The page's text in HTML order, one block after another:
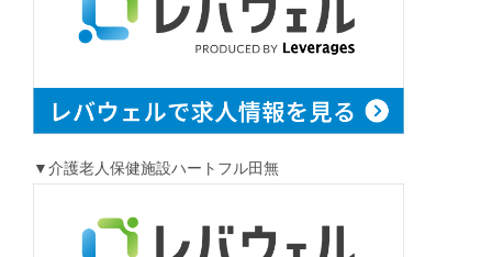
▼介護老人保健施設ハートフル田無